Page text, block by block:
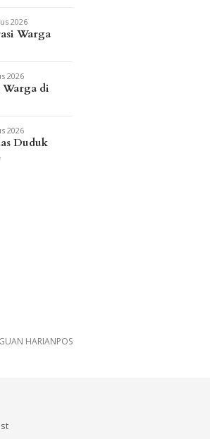
2026
Warga
2026
di
2026
Duduk
HARIANPOS